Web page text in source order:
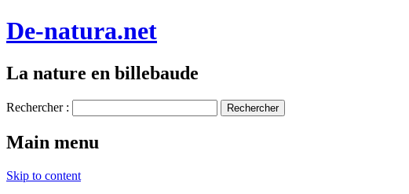
De-natura.net
La nature en billebaude
Rechercher :
Main menu
Skip to content